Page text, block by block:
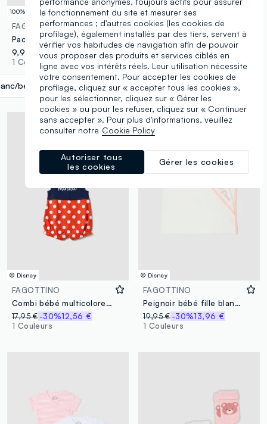
100% coton
FAGOTTINO
Pack de deux bavettes multicolores en pur coton pour nouveau-nés avec broderies
9,95 €
1 Couleurs
beige label.selectsize
Nouvelle Collection
FAGOTTINO
Cardigan blanc en pur coton bio tricoté pour bébé fille
17,95 €
1 Couleurs
© Disney
FAGOTTINO
Combi bébé multicolore en pur coton en forme de Minnie
17,95 €-30%12,56 €
1 Couleurs
© Disney
FAGOTTINO
Peignoir bébé fille blanc en mélange de coton bio Winnie l’Ourson
19,95 € -30%13,96 €
1 Couleurs
le fonctionnement du site et mesurer ses
performances ; d'autres cookies (les cookies de
profilage), également installés par des tiers, servent à
vérifier vos habitudes de navigation afin de pouvoir
vous proposer des produits et services ciblés en
ligne avec vos intérêts réels. Leur utilisation nécessite
votre consentement. Pour accepter les cookies de
profilage, cliquez sur « accepter tous les cookies »,
pour les sélectionner, cliquez sur « Gérer les
cookies » ou pour les refuser, cliquez sur « Continuer
sans accepter ». Pour plus d'informations, veuillez
consulter notre Cookie Policy
Gérer les cookies
Autoriser tous
les cookies